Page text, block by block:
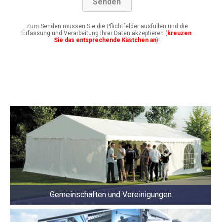
Zum Senden müssen Sie die Pflichtfelder ausfüllen und die
Erfassung und Verarbeitung Ihrer Daten akzeptieren (kreuzen
Sie das entsprechende Kästchen an)!
Gemeinschaften und Vereinigungen